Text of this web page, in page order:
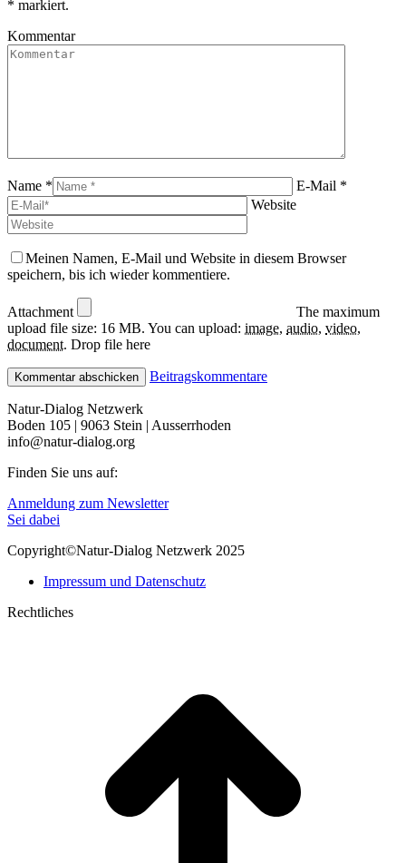
new
window
new
window
* markiert.
Kommentar
Name *
E-Mail *
Website
Meinen Namen, E-Mail und Website in diesem Browser
speichern, bis ich wieder kommentiere.
Attachment
The maximum
upload file size: 16 MB. You can upload: image, audio, video,
document. Drop file here
Beitragskommentare
Natur-Dialog Netzwerk
Boden 105 | 9063 Stein | Ausserrhoden
info@natur-dialog.org
Finden Sie uns auf:
Linkedin
page
in
window
E-
Mail
opens
new
Anmeldung zum Newsletter
Sei dabei
Copyright©Natur-Dialog Netzwerk 2025
Impressum und Datenschutz
Rechtliches